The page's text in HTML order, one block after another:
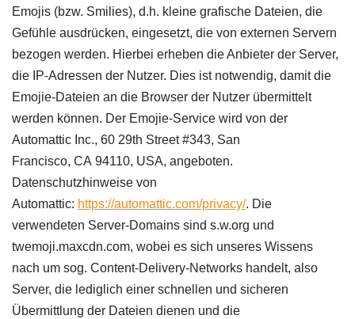
Emojis (bzw. Smilies), d.h. kleine grafische Dateien, die
Gefühle ausdrücken, eingesetzt, die von externen Servern
bezogen werden. Hierbei erheben die Anbieter der Server,
die IP-Adressen der Nutzer. Dies ist notwendig, damit die
Emojie-Dateien an die Browser der Nutzer übermittelt
werden können. Der Emojie-Service wird von der
Automattic Inc., 60 29th Street #343, San
Francisco, CA 94110, USA, angeboten.
Datenschutzhinweise von
Automattic: https://automattic.com/privacy/. Die
verwendeten Server-Domains sind s.w.org und
twemoji.maxcdn.com, wobei es sich unseres Wissens
nach um sog. Content-Delivery-Networks handelt, also
Server, die lediglich einer schnellen und sicheren
Übermittlung der Dateien dienen und die